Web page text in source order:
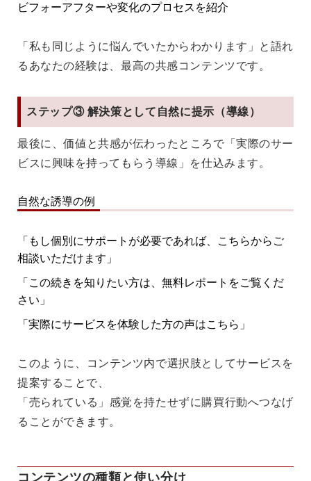
ビフォーアフターや変化のプロセスを紹介
「私も同じように悩んでいたからわかります」と語れ
るあなたの経験は、最高の共感コンテンツです。
ステップ③ 解決策として自然に提示（導線）
最後に、価値と共感が伝わったところで「実際のサー
ビスに興味を持ってもらう導線」を仕込みます。
自然な誘導の例
「もし個別にサポートが必要であれば、こちらからご
相談いただけます」
「この続きを知りたい方は、無料レポートをご覧くだ
さい」
「実際にサービスを体験した方の声はこちら」
このように、コンテンツ内で選択肢としてサービスを
提案する ことで、
「売られている」感覚を持たせずに購買行動へつなげ
ることができます。
コンテンツの種類と使い分け